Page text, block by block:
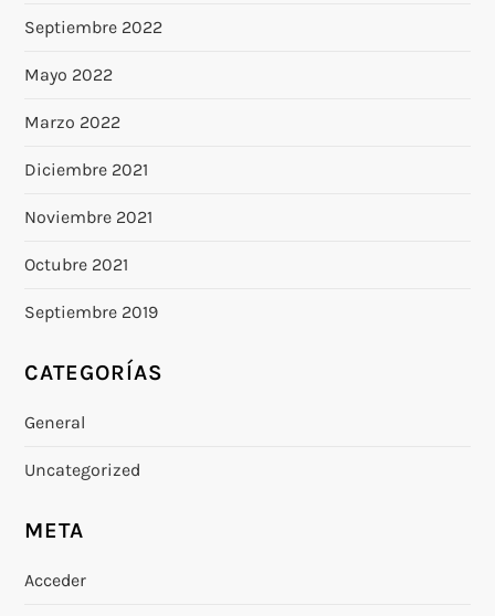
Septiembre 2022
Mayo 2022
Marzo 2022
Diciembre 2021
Noviembre 2021
Octubre 2021
Septiembre 2019
CATEGORÍAS
General
Uncategorized
META
Acceder